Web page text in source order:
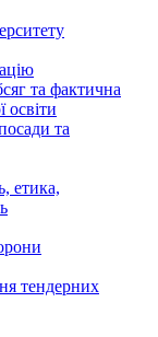
та фактична
освіти
та
етика,
тендерних